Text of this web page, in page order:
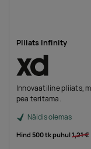
Pliiats Infinity
Innovaatiline pliiats,
pea teritama.
Näidis olemas
Hind 500 tk puhul1,21 €